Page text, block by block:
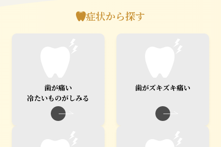
症状から探す
歯が痛い
冷たいものがしみる
歯がズキズキ痛い